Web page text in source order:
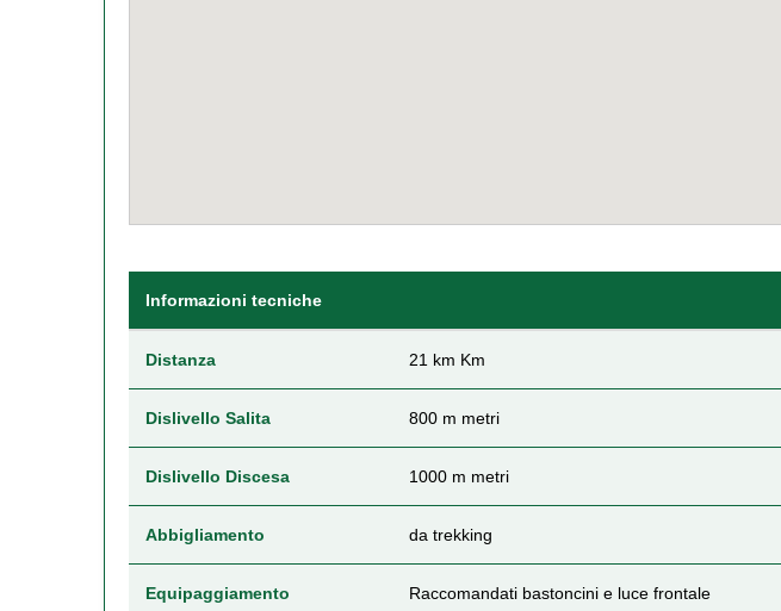
Informazioni tecniche
Distanza 21 km Km
Dislivello Salita 800 m metri
Dislivello Discesa 1000 m metri
Abbigliamento da trekking
Equipaggiamento Raccomandati bastoncini e luce frontale